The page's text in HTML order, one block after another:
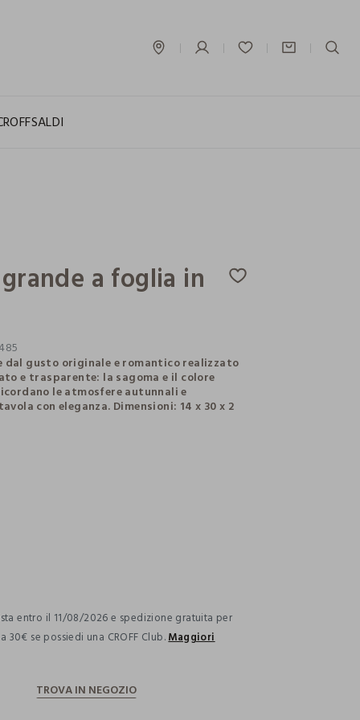
SALDI
a foglia in
dal gusto originale e romantico realizzato
e trasparente: la sagoma e il colore
le atmosfere autunnali e
con eleganza. Dimensioni: 14 x 30 x 2
entro il 11/08/2026 e spedizione gratuita per
30€ se possiedi una CROFF Club.Maggiori